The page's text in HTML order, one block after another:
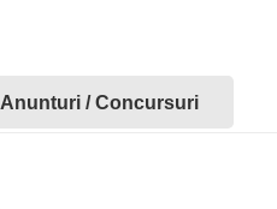
Anunturi / Concursuri